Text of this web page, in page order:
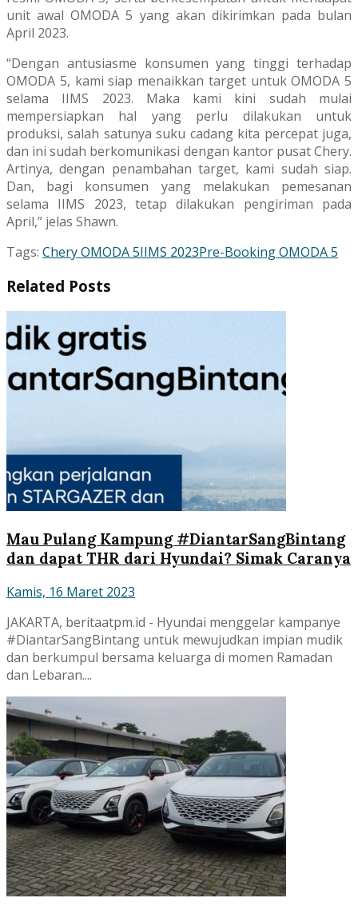
unit awal OMODA 5 yang akan dikirimkan pada bulan
April 2023.
“Dengan antusiasme konsumen yang tinggi terhadap
OMODA 5, kami siap menaikkan target untuk OMODA 5
selama IIMS 2023. Maka kami kini sudah mulai
mempersiapkan hal yang perlu dilakukan untuk
produksi, salah satunya suku cadang kita percepat juga,
dan ini sudah berkomunikasi dengan kantor pusat Chery.
Artinya, dengan penambahan target, kami sudah siap.
Dan, bagi konsumen yang melakukan pemesanan
selama IIMS 2023, tetap dilakukan pengiriman pada
April,” jelas Shawn.
Tags: Chery OMODA 5IIMS 2023Pre-Booking OMODA 5
Related Posts
Mau Pulang Kampung #DiantarSangBintang
dan dapat THR dari Hyundai? Simak Caranya
Kamis, 16 Maret 2023
JAKARTA, beritaatpm.id - Hyundai menggelar kampanye
#DiantarSangBintang untuk mewujudkan impian mudik
dan berkumpul bersama keluarga di momen Ramadan
dan Lebaran....